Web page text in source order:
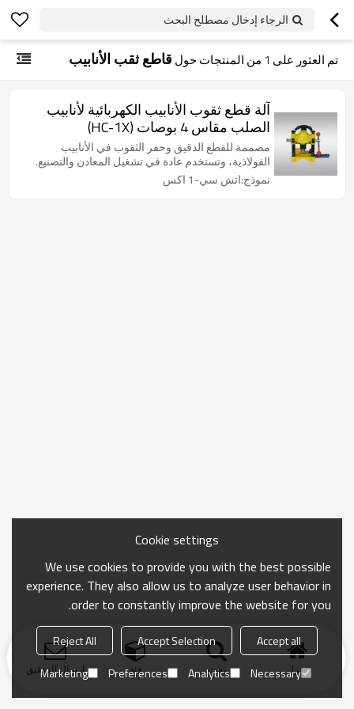
الرجاء إدخال مصطلح البحث
تم العثور على 1 من المنتجات حول قاطع ثقب الأنابيب
آلة قطع ثقوب الأنابيب الكهربائية لأنابيب
الصلب مقاس 4 بوصات (HC-1X)
مصممة للقطع الدقيق وحفر الثقوب في الأنابيب
الفولاذية، وتستخدم عادة في تشغيل المعادن والتصنيع.
نموذج:اتش سي-1 اكس
منزل بحث فئة ارسال التحقيق
Cookie settings
We use cookies to provide you with the best possible
experience. They also allow us to analyze user behavior in
order to constantly improve the website for you.
Accept all
Accept Selection
Reject All
Necessary
Analytics
Preferences
Marketing